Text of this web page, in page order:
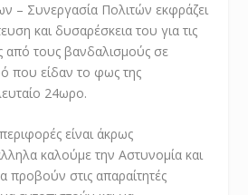
– Συνεργασία Πολιτών εκφράζει
και δυσαρέσκεια του για τις
από τους βανδαλισμούς σε
που είδαν το φως της
24ωρο.
είναι άκρως
καλούμε την Αστυνομία και
προβούν στις απαραίτητές